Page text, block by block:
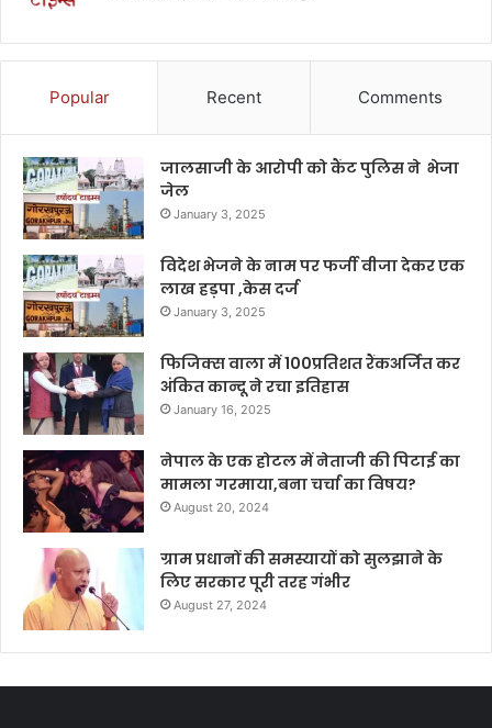
Popular Recent Comments
जालसाजी के आरोपी को कैंट पुलिस ने भेजा
जेल
January 3, 2025
विदेश भेजने के नाम पर फर्जी वीजा देकर एक
लाख हड़पा ,केस दर्ज
January 3, 2025
फिजिक्स वाला में 100प्रतिशत रैंकअर्जित कर
अंकित कान्दू ने रचा इतिहास
January 16, 2025
नेपाल के एक होटल में नेताजी की पिटाई का
मामला गरमाया,बना चर्चा का विषय?
August 20, 2024
ग्राम प्रधानों की समस्यायों को सुलझाने के
लिए सरकार पूरी तरह गंभीर
August 27, 2024